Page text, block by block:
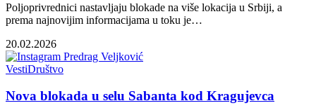
Poljoprivrednici nastavljaju blokade na više lokacija u Srbiji, a
prema najnovijim informacijama u toku je…
20.02.2026
VestiDruštvo
Nova blokada u selu Sabanta kod Kragujevca